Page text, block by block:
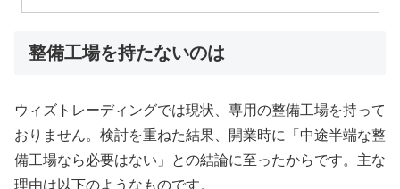
整備工場を持たないのは
ウィズトレーディングでは現状、専用の整備工場を持って
おりません。検討を重ねた結果、開業時に「中途半端な整
備工場なら必要はない」との結論に至ったからです。主な
理由は以下のようなものです。